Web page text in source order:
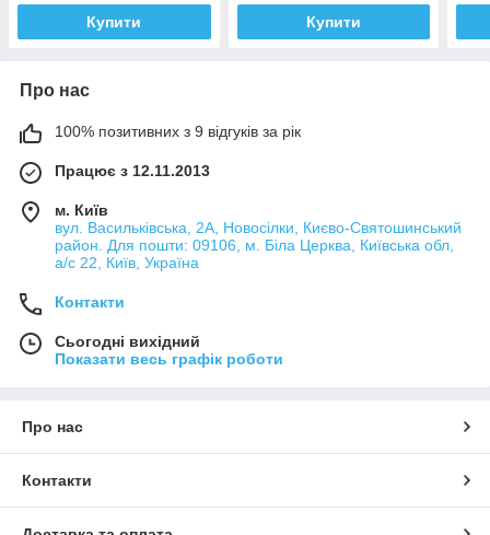
Купити Купити
Про нас
100% позитивних з 9 відгуків за рік
Працює з 12.11.2013
м. Київ
вул. Васильківська, 2А, Новосілки, Києво-Святошинський
район. Для пошти: 09106, м. Біла Церква, Київська обл,
а/с 22, Київ, Україна
Контакти
Сьогодні вихідний
Показати весь графік роботи
Про нас
Контакти